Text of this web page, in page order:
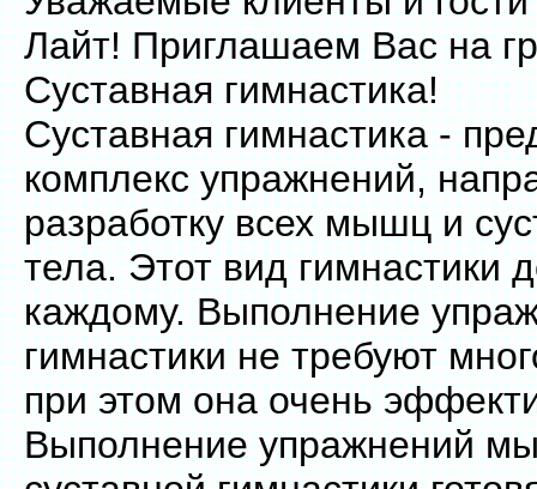
Лайт! Приглашаем Вас на
Суставная гимнастика!
Суставная гимнастика -
комплекс упражнений,
разработку всех мышц и
тела. Этот вид гимнастики
каждому. Выполнение
гимнастики не требуют
при этом она очень
Выполнение упражнений